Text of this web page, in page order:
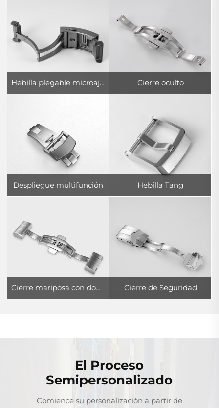
Hebilla plegable microajustable Cierre oculto
Despliegue multifunción Hebilla Tang
Cierre mariposa con doble pulsador Cierre de Seguridad
El Proceso
Semipersonalizado
Comience su personalización a partir de